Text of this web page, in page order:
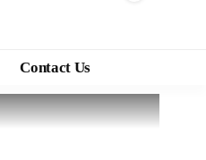
Contact Us